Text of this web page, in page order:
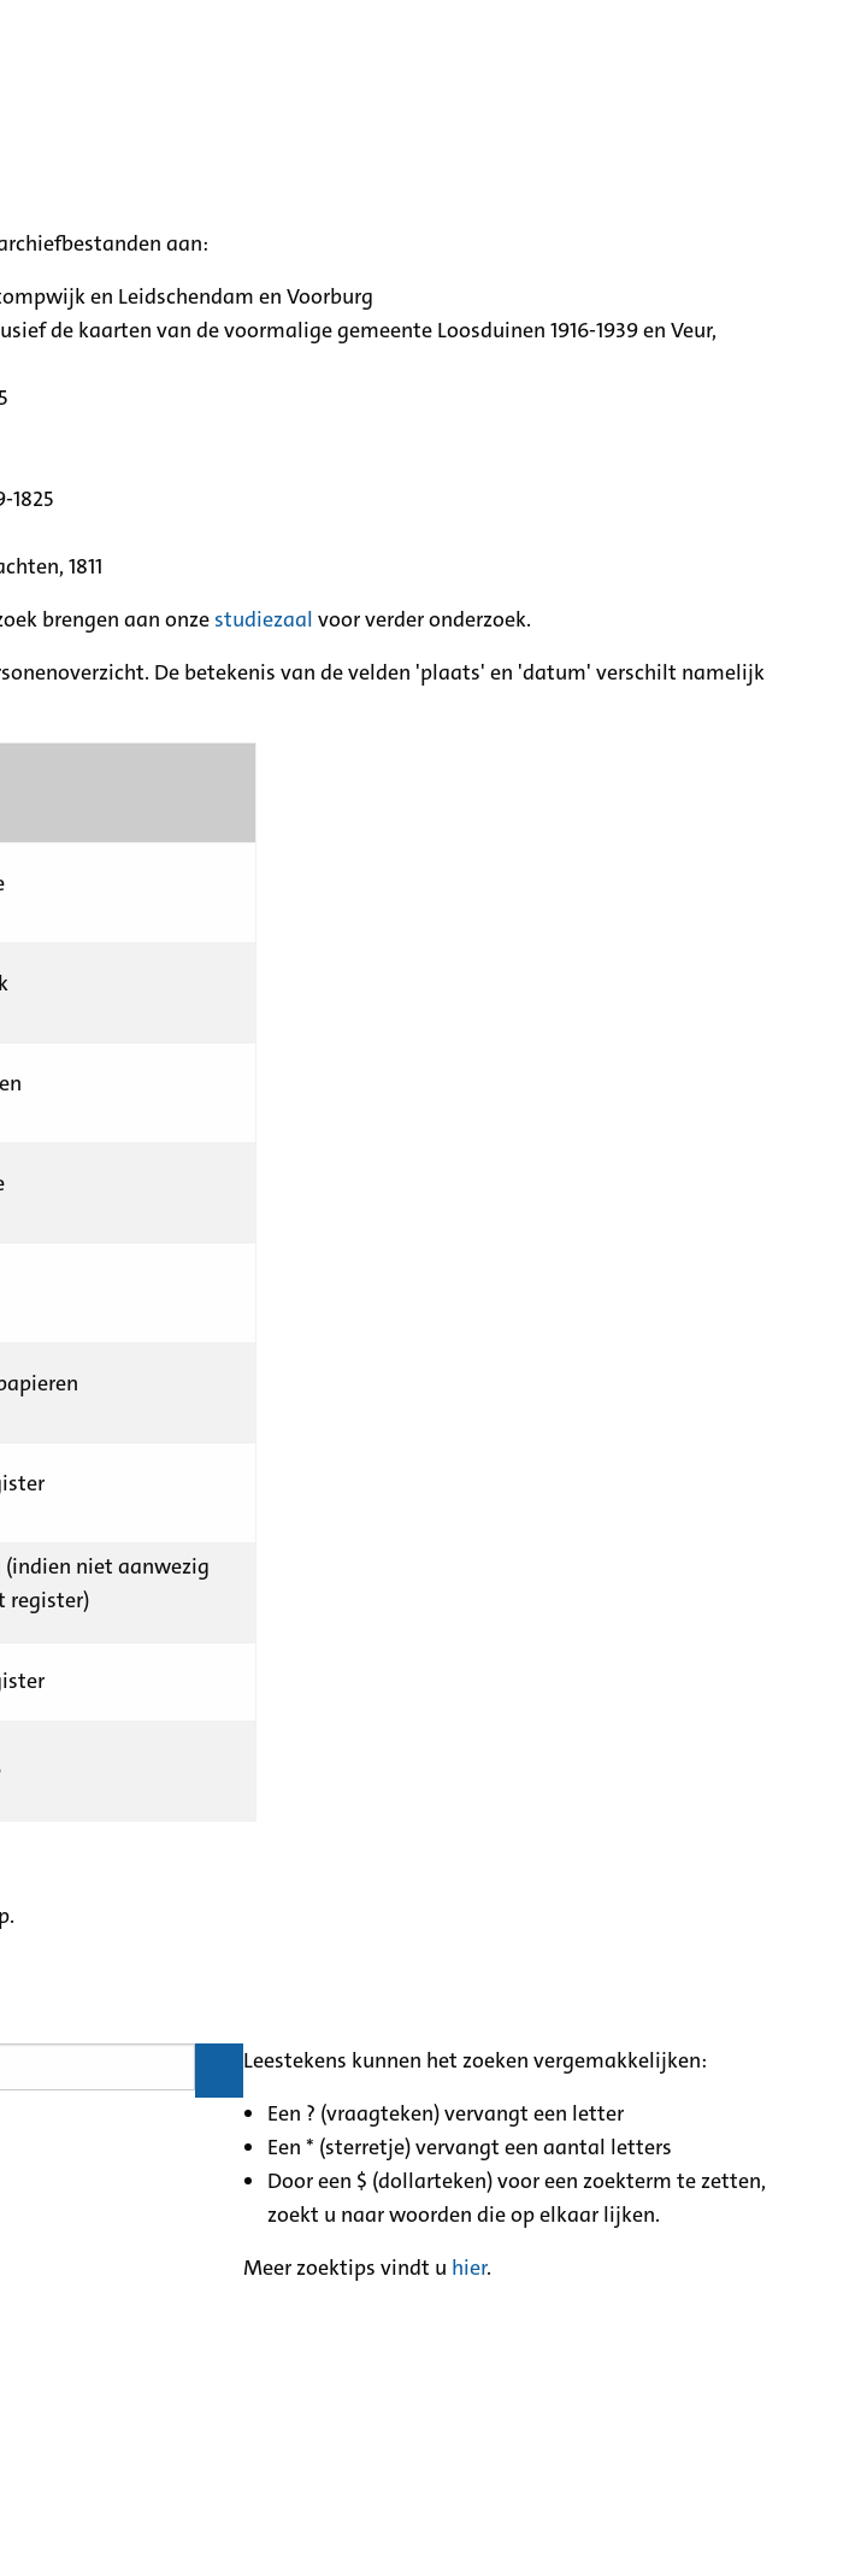
aan:
en Leidschendam en Voorburg
de kaarten van de voormalige gemeente Loosduinen 1916-1939 en Veur,
1825
1811
brengen aan onze studiezaal voor verder onderzoek.
De betekenis van de velden 'plaats' en 'datum' verschilt namelijk
niet aanwezig
register)
Leestekens kunnen het zoeken vergemakkelijken:
Een ? (vraagteken) vervangt een letter
Een * (sterretje) vervangt een aantal letters
Door een $ (dollarteken) voor een zoekterm te zetten,
zoekt u naar woorden die op elkaar lijken.
Meer zoektips vindt u hier.